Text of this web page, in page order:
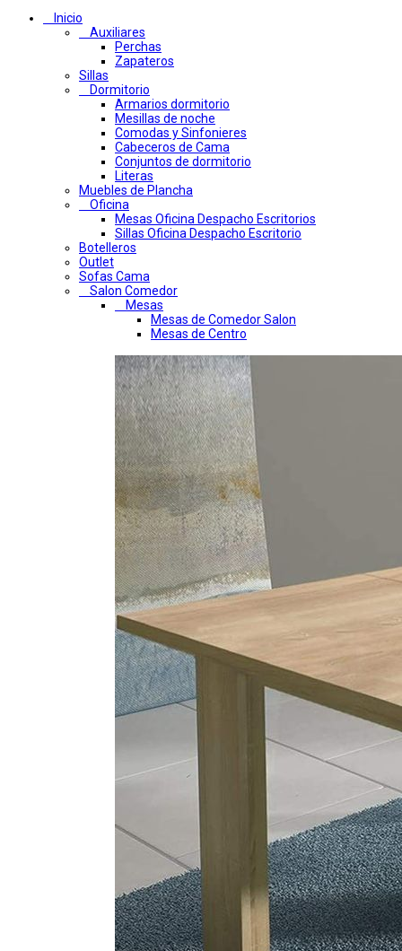
Inicio
Auxiliares
Perchas
Zapateros
Sillas
Dormitorio
Armarios dormitorio
Mesillas de noche
Comodas y Sinfonieres
Cabeceros de Cama
Conjuntos de dormitorio
Literas
Muebles de Plancha
Oficina
Mesas Oficina Despacho Escritorios
Sillas Oficina Despacho Escritorio
Botelleros
Outlet
Sofas Cama
Salon Comedor
Mesas
Mesas de Comedor Salon
Mesas de Centro